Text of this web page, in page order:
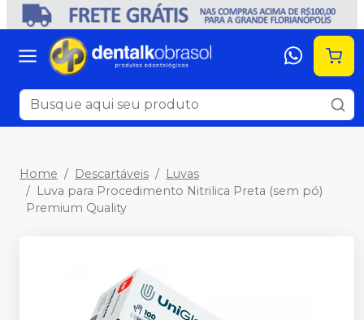
Home Descartáveis
Luvas
Luva para Procedimento Nitrilica Preta (sem pó)
Premium Quality